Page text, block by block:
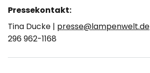
Pressekontakt:
Tina Ducke | presse@lampenwelt.de
296 962-1168